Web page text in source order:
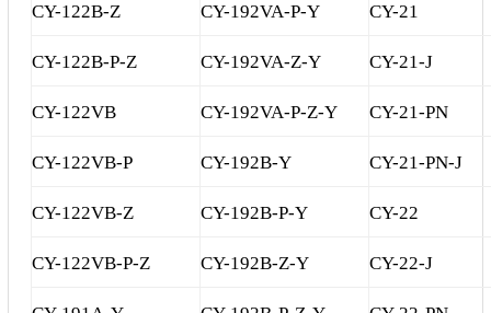
CY-122B-Z CY-192VA-P-Y CY-21
CY-122B-P-Z CY-192VA-Z-Y CY-21-J
CY-122VB CY-192VA-P-Z-Y CY-21-PN
CY-122VB-P CY-192B-Y CY-21-PN-J
CY-122VB-Z CY-192B-P-Y CY-22
CY-122VB-P-Z CY-192B-Z-Y CY-22-J
Lấy Chương Trình HMI
Đóng